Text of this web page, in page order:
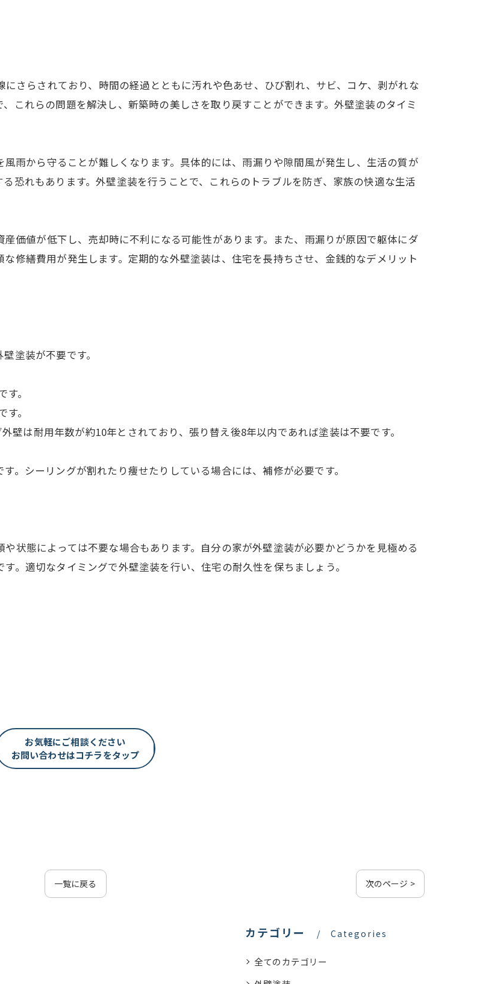
さらされており、時間の経過とともに汚れや色あせ、ひび割れ、サビ、コケ、剥がれな
これらの問題を解決し、新築時の美しさを取り戻すことができます。外壁塗装のタイミ
雨から守ることが難しくなります。具体的には、雨漏りや隙間風が発生し、生活の質が
恐れもあります。外壁塗装を行うことで、これらのトラブルを防ぎ、家族の快適な生活
価値が低下し、売却時に不利になる可能性があります。また、雨漏りが原因で躯体にダ
修繕費用が発生します。定期的な外壁塗装は、住宅を長持ちさせ、金銭的なデメリット
塗装が不要です。
。
。
壁は耐用年数が約10年とされており、張り替え後8年以内であれば塗装は不要です。
。シーリングが割れたり痩せたりしている場合には、補修が必要です。
状態によっては不要な場合もあります。自分の家が外壁塗装が必要かどうかを見極める
。適切なタイミングで外壁塗装を行い、住宅の耐久性を保ちましょう。
お気軽にご相談ください
お問い合わせはコチラをタップ
一覧に戻る 次のページ >
カテゴリー Categories
全てのカテゴリー